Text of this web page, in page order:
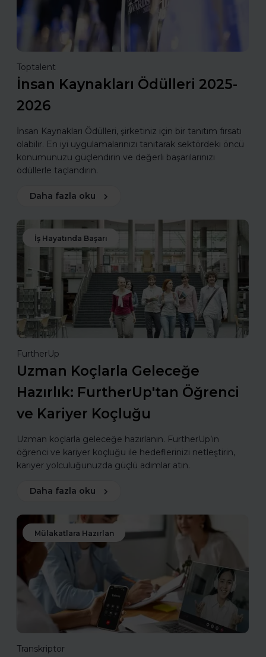
Toptalent
İnsan Kaynakları Ödülleri 2025-
2026
İnsan Kaynakları Ödülleri, şirketiniz için bir tanıtım fırsatı
olabilir. En iyi uygulamalarınızı tanıtarak sektördeki öncü
konumunuzu güçlendirin ve değerli başarılarınızı
ödüllerle taçlandırın.
Daha fazla oku
İş Hayatında Başarı
FurtherUp
Uzman Koçlarla Geleceğe
Hazırlık: FurtherUp'tan Öğrenci
ve Kariyer Koçluğu
Uzman koçlarla geleceğe hazırlanın. FurtherUp’ın
öğrenci ve kariyer koçluğu ile hedeflerinizi netleştirin,
kariyer yolculuğunuzda güçlü adımlar atın.
Daha fazla oku
Mülakatlara Hazırlan
Transkriptor